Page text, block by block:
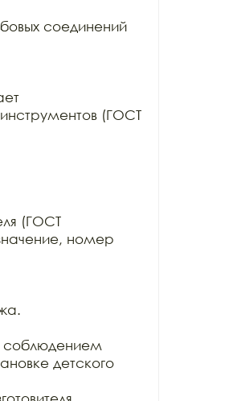
соединений
(ГОСТ
(ГОСТ
номер
соблюдением
детского